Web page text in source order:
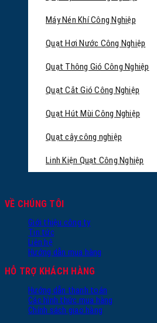
Máy Nén Khí Công Nghiệp
Quạt Hơi Nước Công Nghiệp
Quạt Thông Gió Công Nghiệp
Quạt Cắt Gió Công Nghiệp
Quạt Hút Mùi Công Nghiệp
Quạt cây công nghiệp
Linh Kiện Quạt Công Nghiệp
VỀ CHÚNG TÔI
Giới thiệu công ty
Tin tức
Liên hệ
Hướng dẫn mua hàng
HỖ TRỢ KHÁCH HÀNG
Hướng dẫn thanh toán
Các hình thức mua hàng
Chính sách giao hàng